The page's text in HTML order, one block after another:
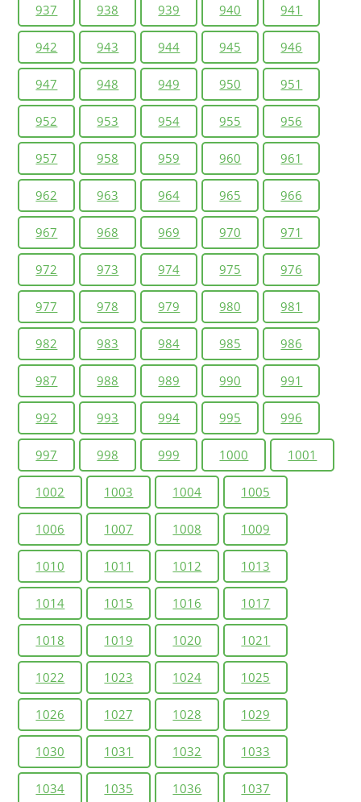
937 938 939 940 941
942 943 944 945 946
947 948 949 950 951
952 953 954 955 956
957 958 959 960 961
962 963 964 965 966
967 968 969 970 971
972 973 974 975 976
977 978 979 980 981
982 983 984 985 986
987 988 989 990 991
992 993 994 995 996
997 998 999 1000 1001
1002 1003 1004 1005
1006 1007 1008 1009
1010 1011 1012 1013
1014 1015 1016 1017
1018 1019 1020 1021
1022 1023 1024 1025
1026 1027 1028 1029
1030 1031 1032 1033
1034 1035 1036 1037